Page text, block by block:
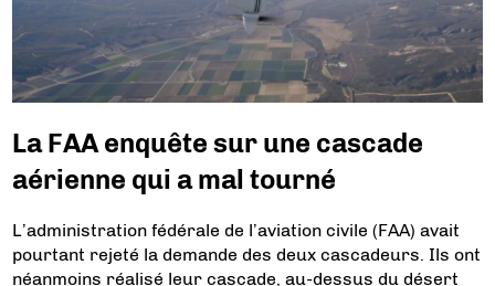
La FAA enquête sur une cascade
aérienne qui a mal tourné
L’administration fédérale de l’aviation civile (FAA) avait
pourtant rejeté la demande des deux cascadeurs. Ils ont
néanmoins réalisé leur cascade, au-dessus du désert